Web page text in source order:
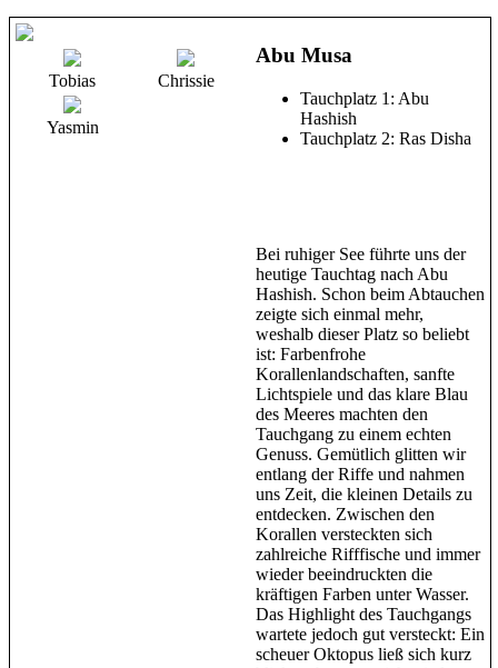
Tobias Chrissie
Yasmin
Abu Musa
Tauchplatz 1: Abu
Hashish
Tauchplatz 2: Ras Disha
Bei ruhiger See führte uns der
heutige Tauchtag nach Abu
Hashish. Schon beim Abtauchen
zeigte sich einmal mehr,
weshalb dieser Platz so beliebt
ist: Farbenfrohe
Korallenlandschaften, sanfte
Lichtspiele und das klare Blau
des Meeres machten den
Tauchgang zu einem echten
Genuss. Gemütlich glitten wir
entlang der Riffe und nahmen
uns Zeit, die kleinen Details zu
entdecken. Zwischen den
Korallen versteckten sich
zahlreiche Rifffische und immer
wieder beeindruckten die
kräftigen Farben unter Wasser.
Das Highlight des Tauchgangs
wartete jedoch gut versteckt: Ein
scheuer Oktopus ließ sich kurz